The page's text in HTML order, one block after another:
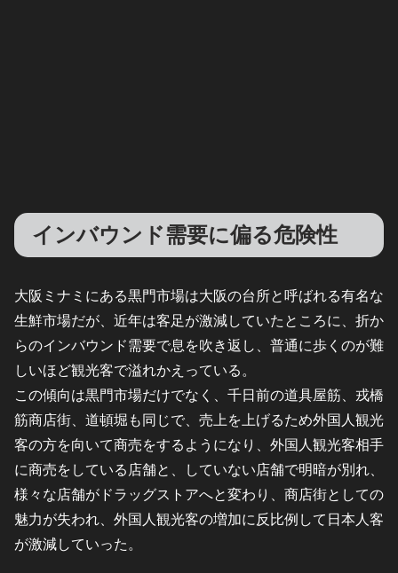
インバウンド需要に偏る危険性
大阪ミナミにある黒門市場は大阪の台所と呼ばれる有名な
生鮮市場だが、近年は客足が激減していたところに、折か
らのインバウンド需要で息を吹き返し、普通に歩くのが難
しいほど観光客で溢れかえっている。
この傾向は黒門市場だけでなく、千日前の道具屋筋、戎橋
筋商店街、道頓堀も同じで、売上を上げるため外国人観光
客の方を向いて商売をするようになり、外国人観光客相手
に商売をしている店舗と、していない店舗で明暗が別れ、
様々な店舗がドラッグストアへと変わり、商店街としての
魅力が失われ、外国人観光客の増加に反比例して日本人客
が激減していった。